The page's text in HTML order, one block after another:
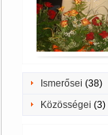
Ismerősei (38)
Közösségei (3)